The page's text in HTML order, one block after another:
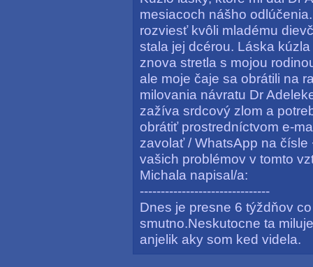
mesiacoch nášho
rozviesť kvôli mladému
stala jej dcérou. Láska
znova stretla s mojou
ale moje čaje sa obrátili na
milovania návratu Dr
zažíva srdcový zlom a
obrátiť prostredníctvom e-
zavolať / WhatsApp na
vašich problémov v tomto
Michala napisal/a:
-------------------------------
Dnes je presne 6 týždňov
smutno.Neskutocne ta
anjelik aky som ked videla.